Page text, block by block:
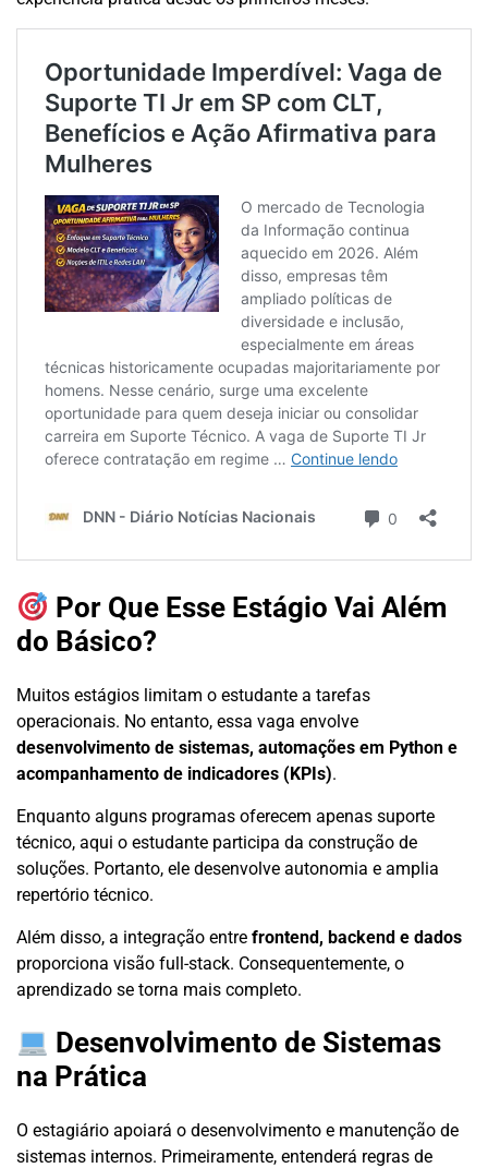
Por Que Esse Estágio Vai Além
do Básico?
Muitos estágios limitam o estudante a tarefas
operacionais. No entanto, essa vaga envolve
desenvolvimento de sistemas, automações em Python e
acompanhamento de indicadores (KPIs).
Enquanto alguns programas oferecem apenas suporte
técnico, aqui o estudante participa da construção de
soluções. Portanto, ele desenvolve autonomia e amplia
repertório técnico.
Além disso, a integração entre frontend, backend e dados
proporciona visão full-stack. Consequentemente, o
aprendizado se torna mais completo.
Desenvolvimento de Sistemas
na Prática
O estagiário apoiará o desenvolvimento e manutenção de
sistemas internos. Primeiramente, entenderá regras de